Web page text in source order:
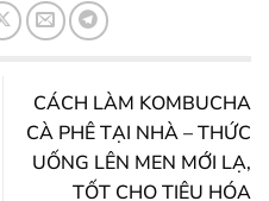
CÁCH LÀM KOMBUCHA
CÀ PHÊ TẠI NHÀ – THỨC
UỐNG LÊN MEN MỚI LẠ,
TỐT CHO TIÊU HÓA